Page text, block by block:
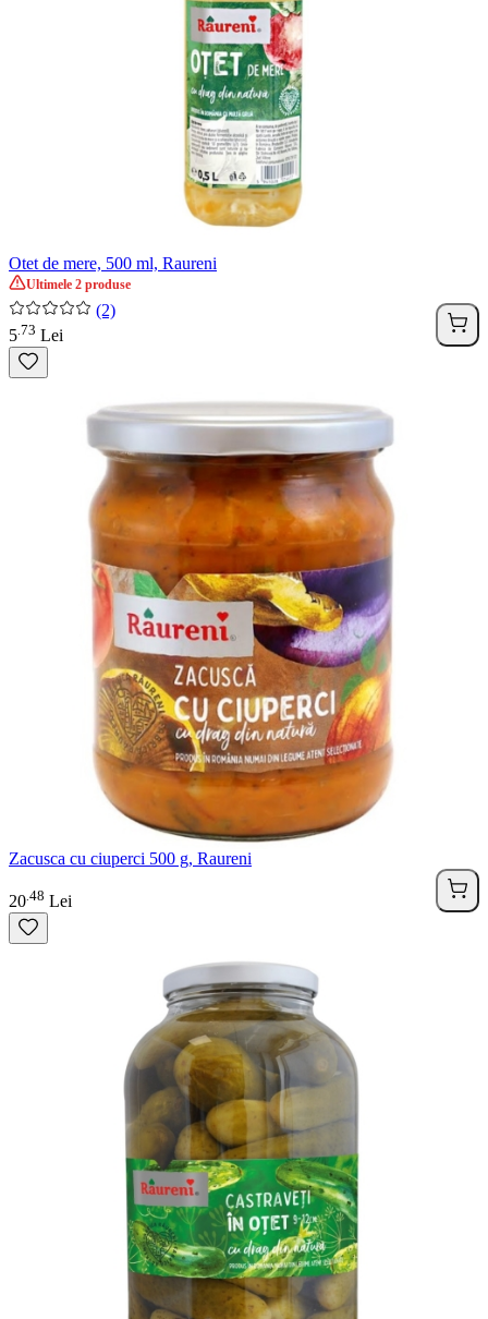
Otet de mere, 500 ml, Raureni
Ultimele 2 produse
(2)
5 73 Lei
Zacusca cu ciuperci 500 g, Raureni
20 48 Lei